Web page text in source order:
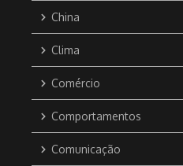
China
Clima
Comércio
Comportamentos
Comunicação